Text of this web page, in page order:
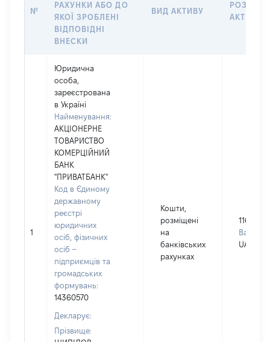
№
РАХУНКИ АБО ДО
ЯКОЇ ЗРОБЛЕНІ
ВІДПОВІДНІ
ВНЕСКИ
ВИД АКТИВУ
РОЗМІР
АКТИВУ
1
Юридична
особа,
зареєстрована
в Україні
Найменування:
АКЦІОНЕРНЕ
ТОВАРИСТВО
КОМЕРЦІЙНИЙ
БАНК
"ПРИВАТБАНК"
Код в Єдиному
державному
реєстрі
юридичних
осіб, фізичних
осіб –
підприємців та
громадських
формувань:
14360570
Декларує:
Прізвище:
Кошти,
розміщені
на
банківських
рахунках
116814
Валюта:
UAH